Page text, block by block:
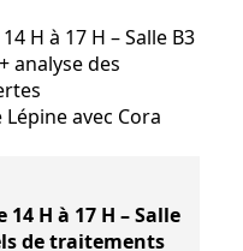
H à 17 H – Salle B3
analyse des
avec Cora
H à 17 H – Salle
de traitements